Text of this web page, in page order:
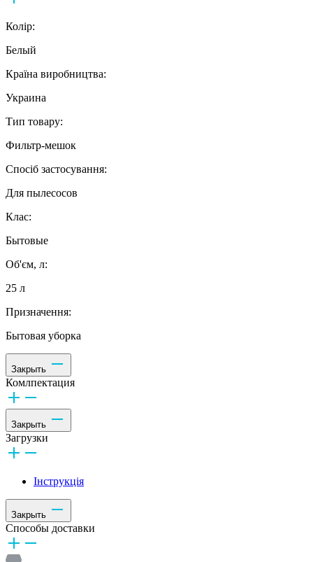
Колір:
Белый
Країна виробництва:
Украина
Тип товару:
Фильтр-мешок
Спосіб застосування:
Для пылесосов
Клас:
Бытовые
Об'єм, л:
25 л
Призначення:
Бытовая уборка
Закрыть
Комлпектация
Закрыть
Загрузки
Інструкція
Закрыть
Способы доставки